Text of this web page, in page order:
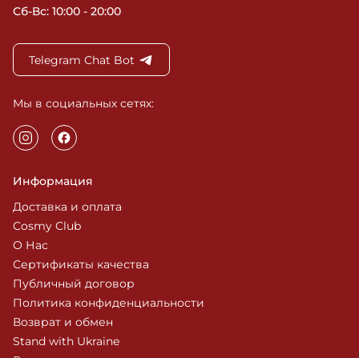
Сб-Вс: 10:00 - 20:00
Telegram Chat Bot
Мы в социальных сетях:
Информация
Доставка и оплата
Cosmy Club
О Нас
Сертификаты качества
Публичный договор
Политика конфиденциальности
Возврат и обмен
Stand with Ukraine